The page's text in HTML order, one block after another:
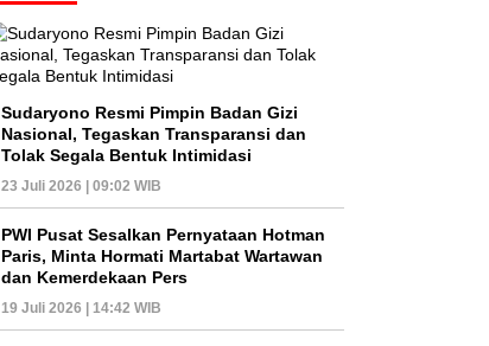
Sudaryono Resmi Pimpin Badan Gizi
Nasional, Tegaskan Transparansi dan
Tolak Segala Bentuk Intimidasi
23 Juli 2026 | 09:02 WIB
PWI Pusat Sesalkan Pernyataan Hotman
Paris, Minta Hormati Martabat Wartawan
dan Kemerdekaan Pers
19 Juli 2026 | 14:42 WIB